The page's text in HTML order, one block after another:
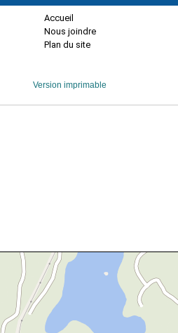
Accueil
Nous joindre
Plan du site
Version imprimable